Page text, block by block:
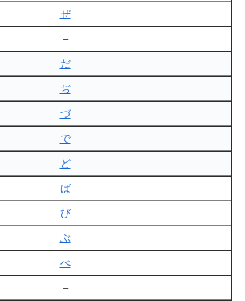
ぜ
–
だ
ぢ
づ
で
ど
ば
び
ぶ
べ
–